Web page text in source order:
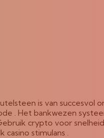
is van
. Het bankwezen
crypto voor
casino stimulans .